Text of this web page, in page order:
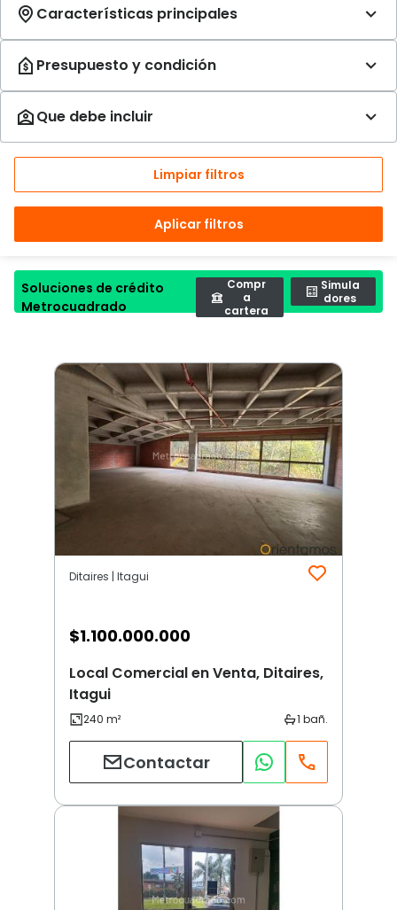
Limpiar filtros
Aplicar filtros
Soluciones de crédito
Metrocuadrado
Compr
a
cartera
Simula
dores
Ditaires | Itagui
$1.100.000.000
Local Comercial en Venta, Ditaires,
Itagui
Contactar